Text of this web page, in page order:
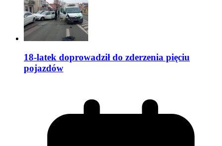
18-latek doprowadził do zderzenia pięciu
pojazdów